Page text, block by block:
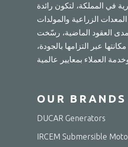
في المملكة، لتكون رائدة
الزراعية والمولدات
مدى العقود الماضية، رسّخت
عبر التزامها بالجودة،
OUR BRANDS
DUCAR Generators
IRCEM Submersible